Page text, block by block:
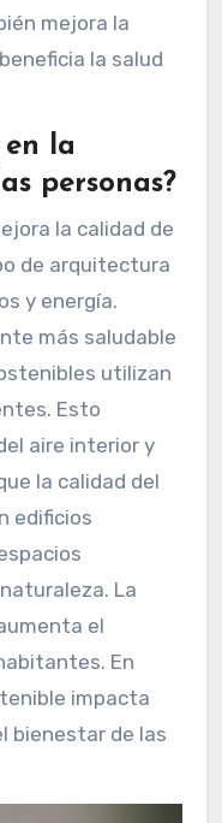
mejora la
la salud
la
personas?
la calidad de
de arquitectura
y energía.
más saludable
utilizan
Esto
aire interior y
la calidad del
edificios
La
el
En
impacta
bienestar de las